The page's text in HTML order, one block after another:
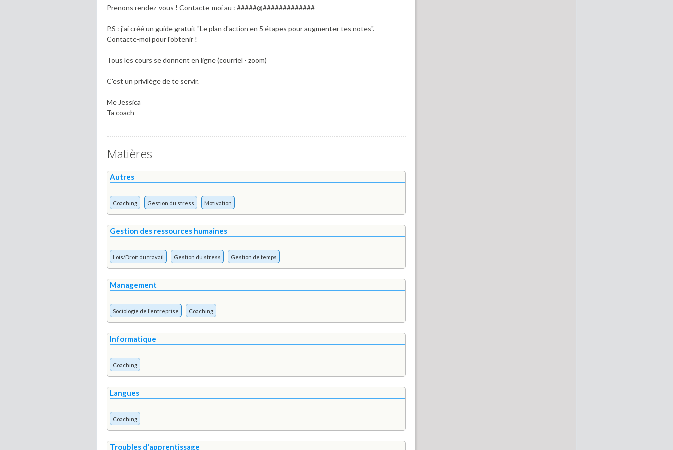
Prenons rendez-vous ! Contacte-moi au : #####@#############
P.S : j'ai créé un guide gratuit "Le plan d'action en 5 étapes pour augmenter tes notes".
Contacte-moi pour l'obtenir !
Tous les cours se donnent en ligne (courriel - zoom)
C'est un privilège de te servir.
Me Jessica
Ta coach
Matières
Autres
Coaching Gestion du stress Motivation
Gestion des ressources humaines
Lois/Droit du travail Gestion du stress Gestion de temps
Management
Sociologie de l'entreprise Coaching
Informatique
Coaching
Langues
Coaching
Troubles d'apprentissage